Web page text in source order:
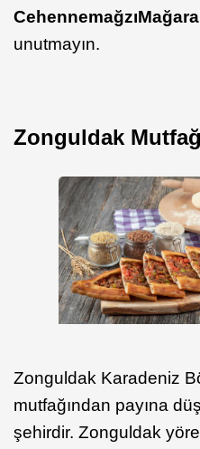
Cehennemağzı
unutmayın.
Zonguldak
Zonguldak Karadeniz
mutfağından payına
şehirdir. Zonguldak